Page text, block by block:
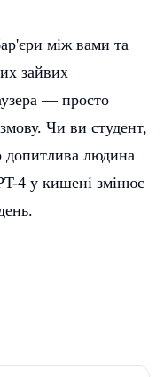
між вами та
зайвих
— просто
Чи ви студент,
допитлива людина
4 у кишені змінює